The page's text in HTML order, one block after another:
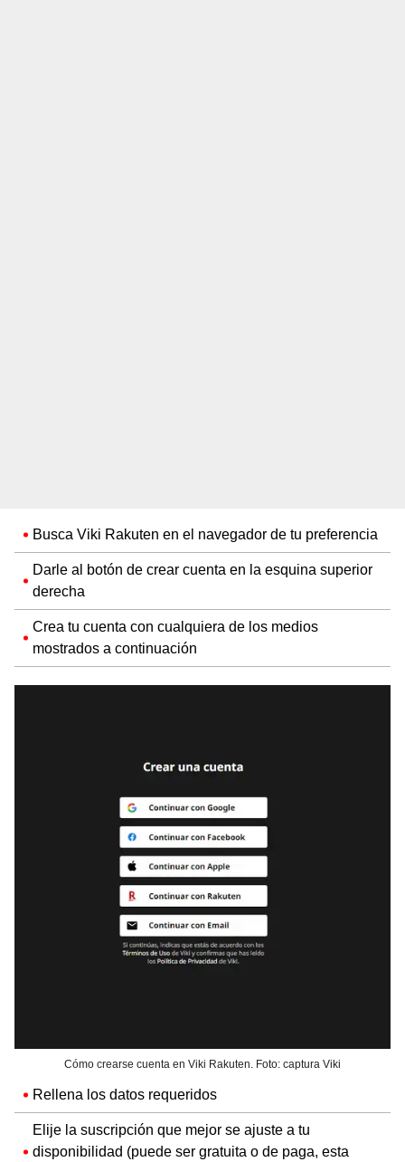
Busca Viki Rakuten en el navegador de tu preferencia
Darle al botón de crear cuenta en la esquina superior
derecha
Crea tu cuenta con cualquiera de los medios
mostrados a continuación
Cómo crearse cuenta en Viki Rakuten. Foto: captura Viki
Rellena los datos requeridos
Elije la suscripción que mejor se ajuste a tu
disponibilidad (puede ser gratuita o de paga, esta